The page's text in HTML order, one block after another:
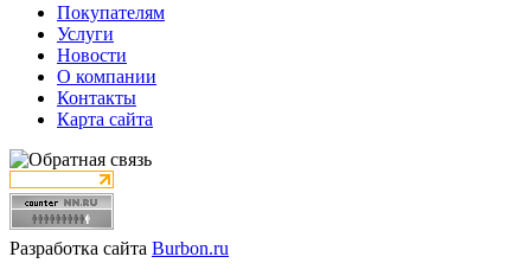
Покупателям
Услуги
Новости
О компании
Контакты
Карта сайта
Разработка сайта Burbon.ru